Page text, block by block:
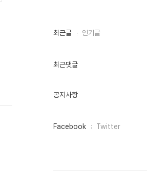
최
인
최근글 인기글
최근댓글
공지사항
페
Facebook Twitter